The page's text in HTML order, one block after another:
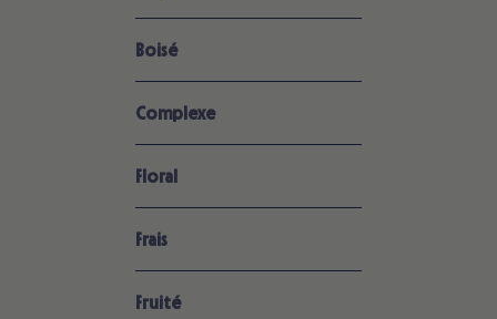
Boisé
Complexe
Floral
Frais
Fruité